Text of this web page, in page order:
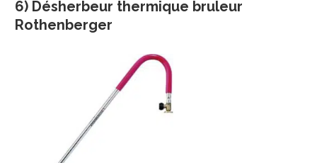
6) Désherbeur thermique bruleur
Rothenberger